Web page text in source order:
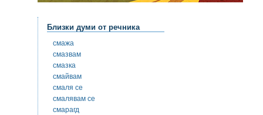
Близки думи от речника
смажа
смазвам
смазка
смайвам
смаля се
смалявам се
смарагд